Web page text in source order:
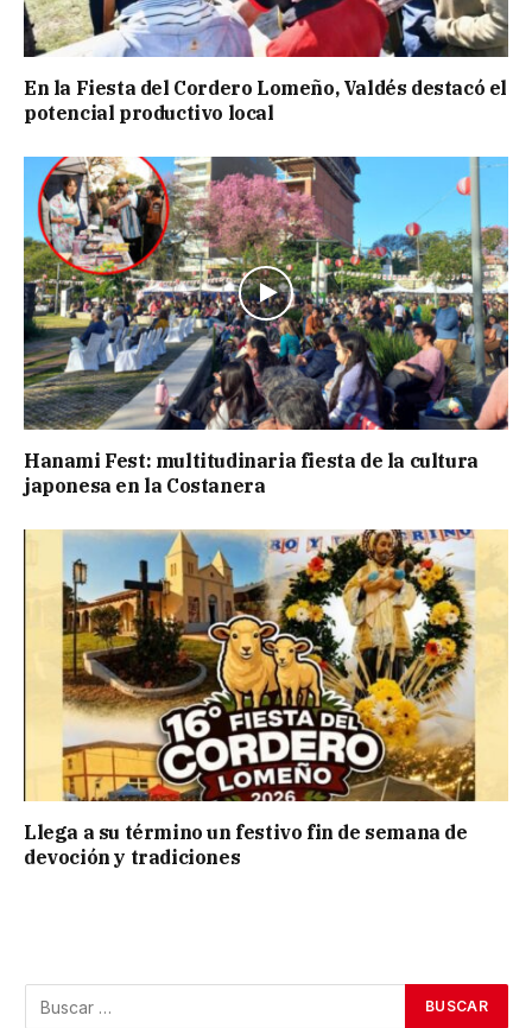
En la Fiesta del Cordero Lomeño, Valdés destacó el
potencial productivo local
Hanami Fest: multitudinaria fiesta de la cultura
japonesa en la Costanera
Llega a su término un festivo fin de semana de
devoción y tradiciones